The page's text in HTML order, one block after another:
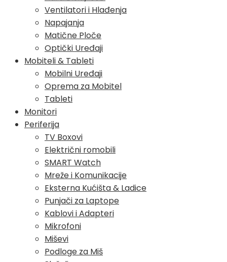
Ventilatori i Hlađenja
Napajanja
Matične Ploče
Optički Uređaji
Mobiteli & Tableti
Mobilni Uređaji
Oprema za Mobitel
Tableti
Monitori
Periferija
TV Boxovi
Električni romobili
SMART Watch
Mreže i Komunikacije
Eksterna Kućišta & Ladice
Punjači za Laptope
Kablovi i Adapteri
Mikrofoni
Miševi
Podloge za Miš